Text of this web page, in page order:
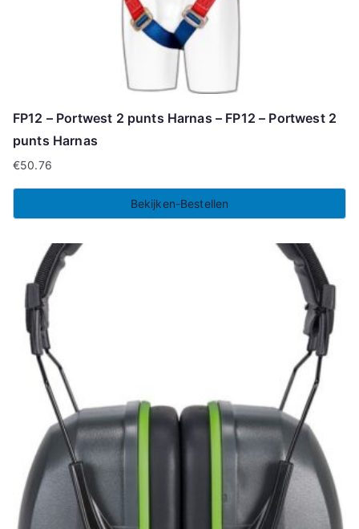
FP12 – Portwest 2 punts Harnas – FP12 – Portwest 2
punts Harnas
€50.76
Bekijken-Bestellen